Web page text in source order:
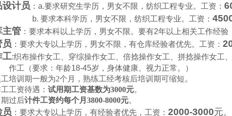
设计员 ： a.要求研究生学历，男女不限，纺织工程专业。工资：
要求本科学历，男女不限，纺织工程专业。工资：
主管 ：要求本科以上学历，男女不限。要有2年以上相关工作经验
员 ：要求大专以上学历，男女不限，有仓库经验者优先。工资：
工:织布操作女工、穿综操作女工、倍捻操作女工、拼捻操作女工、
作工（要求：年龄18-45岁，身体健康、视力正常。）
培训期一般为2个月，熟练工经考核后培训期可缩短。
工资待遇： 试用期工资基数为3000元。
过后计件工资约每个月 3800-8000元。
员 ：要求大专以上学历，有经验者优先，工资： 2000-3000元。